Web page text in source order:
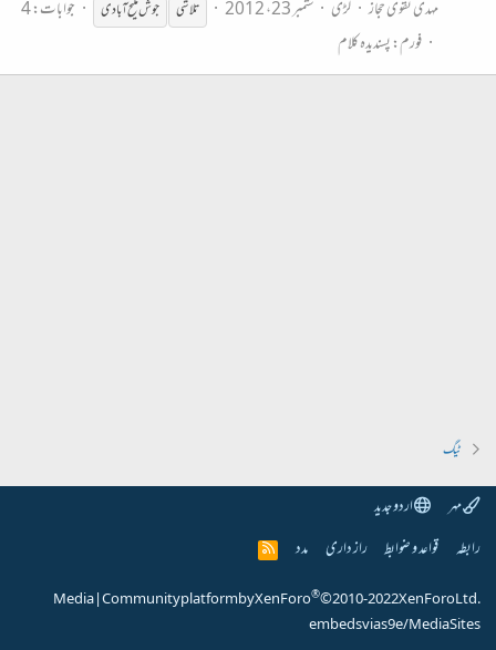
مہدی نقوی حجاز لڑی ستمبر 23، 2012 تلاشی جوش ملیح آبادی
جوابات: 4
فورم:پسندیدہ کلام
ٹیگ
مہر
اردو جدید
رابطہ قواعد و ضوابط راز داری مدد
R
S
Community platform by XenForo®© 2010-2022 XenForo Ltd.
|
Media
embeds via s9e/MediaSites